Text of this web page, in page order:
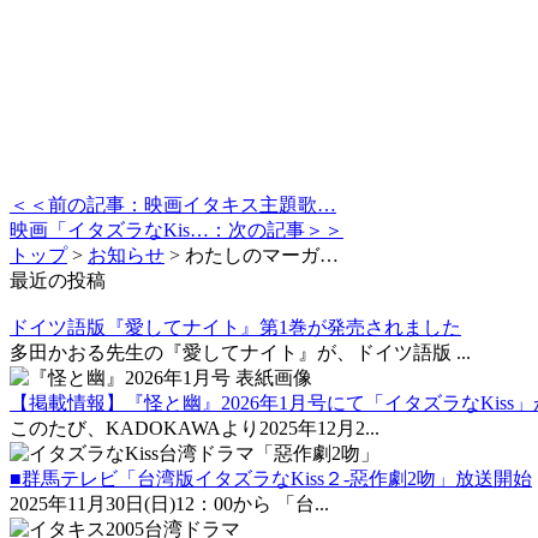
＜＜前の記事：映画イタキス主題歌…
映画「イタズラなKis…：次の記事＞＞
トップ> お知らせ > わたしのマーガ…
最近の投稿
ドイツ語版『愛してナイト』第1巻が発売されました
多田かおる先生の『愛してナイト』が、ドイツ語版 ...
【掲載情報】『怪と幽』2026年1月号にて「イタズラなKiss
このたび、KADOKAWAより2025年12月2...
■群馬テレビ「台湾版イタズラなKiss２-惡作劇2吻」放送開始
2025年11月30日(日)12：00から 「台...